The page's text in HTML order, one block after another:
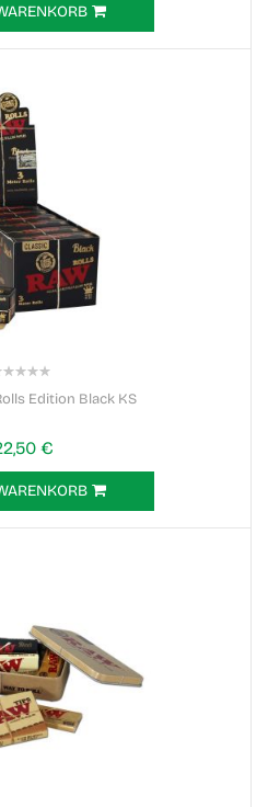
Edition Black KS
€